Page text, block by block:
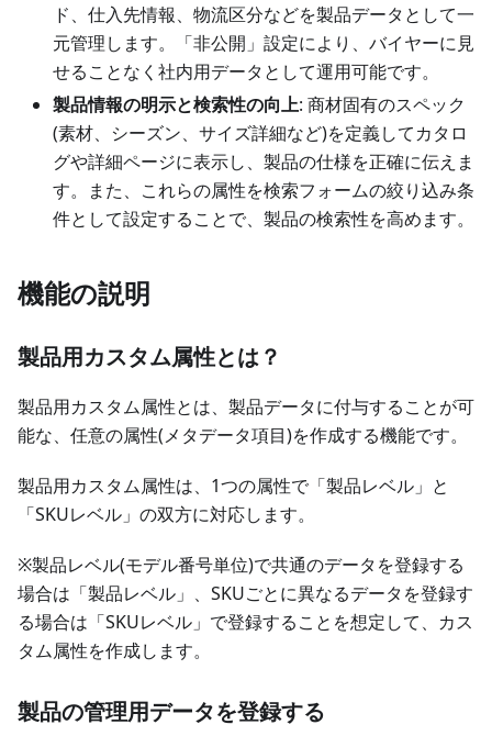
ド、仕入先情報、物流区分などを製品データとして一
元管理します。「非公開」設定により、バイヤーに見
せることなく社内用データとして運用可能です。
製品情報の明示と検索性の向上: 商材固有のスペック
(素材、シーズン、サイズ詳細など)を定義してカタロ
グや詳細ページに表示し、製品の仕様を正確に伝えま
す。また、これらの属性を検索フォームの絞り込み条
件として設定することで、製品の検索性を高めます。
機能の説明
製品用カスタム属性とは？
製品用カスタム属性とは、製品データに付与することが可
能な、任意の属性(メタデータ項目)を作成する機能です。
製品用カスタム属性は、1つの属性で「製品レベル」と
「SKUレベル」の双方に対応します。
※製品レベル(モデル番号単位)で共通のデータを登録する
場合は「製品レベル」、SKUごとに異なるデータを登録す
る場合は「SKUレベル」で登録することを想定して、カス
タム属性を作成します。
製品の管理用データを登録する